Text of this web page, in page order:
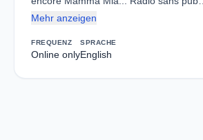
Mehr anzeigen
FREQUENZ
Online only
SPRACHE
English